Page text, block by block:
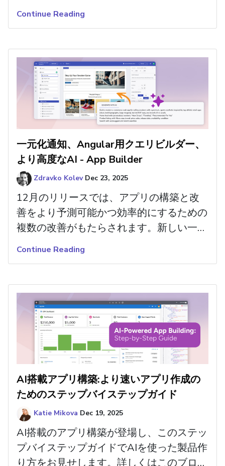
成されました。
Continue Reading
一元化通知、Angular用クエリビルダー、
より高度なAI - App Builder
Zdravko Kolev Dec 23, 2025
12月のリリースでは、アプリの構築と改
善をより予測可能かつ効率的にするための
複数の改善がもたらされます。新しい一元
し、作業中に問題を即座に把握することが
Continue Reading
AI搭載アプリ構築:より速いアプリ作成の
ためのステップバイステップガイド
Katie Mikova Dec 19, 2025
AI搭載のアプリ構築が登場し、このステッ
プバイステップガイドでAIを使った製品作
り方をお見せします。詳しくはこのブログ